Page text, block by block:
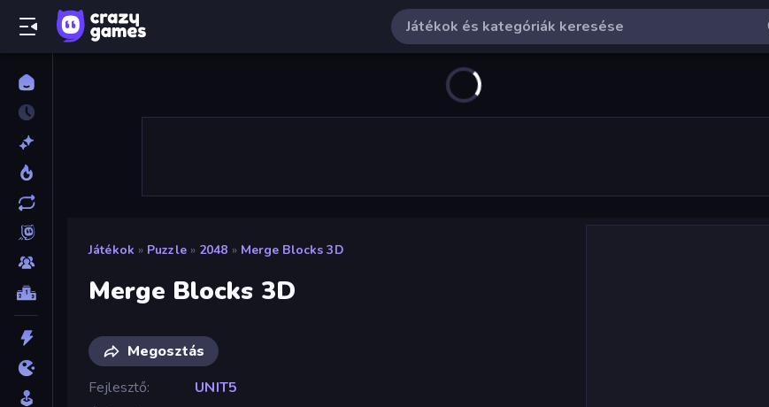
Játékok » Puzzle » 2048 » Merge Blocks 3D
Merge Blocks 3D
Megosztás
Fejlesztő
UNIT5